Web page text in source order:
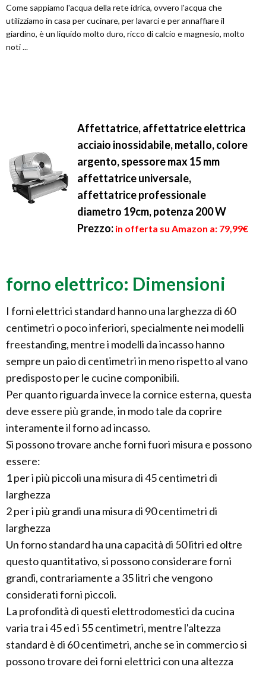
Come sappiamo l'acqua della rete idrica, ovvero l'acqua che
utilizziamo in casa per cucinare, per lavarci e per annaffiare il
giardino, è un liquido molto duro, ricco di calcio e magnesio, molto
noti ...
Affettatrice, affettatrice elettrica
acciaio inossidabile, metallo, colore
argento, spessore max 15 mm
affettatrice universale,
affettatrice professionale
diametro 19cm, potenza 200 W
Prezzo: in offerta su Amazon a: 79,99€
forno elettrico: Dimensioni
I forni elettrici standard hanno una larghezza di 60
centimetri o poco inferiori, specialmente nei modelli
freestanding, mentre i modelli da incasso hanno
sempre un paio di centimetri in meno rispetto al vano
predisposto per le cucine componibili.
Per quanto riguarda invece la cornice esterna, questa
deve essere più grande, in modo tale da coprire
interamente il forno ad incasso.
Si possono trovare anche forni fuori misura e possono
essere:
1 per i più piccoli una misura di 45 centimetri di
larghezza
2 per i più grandi una misura di 90 centimetri di
larghezza
Un forno standard ha una capacità di 50 litri ed oltre
questo quantitativo, si possono considerare forni
grandi, contrariamente a 35 litri che vengono
considerati forni piccoli.
La profondità di questi elettrodomestici da cucina
varia tra i 45 ed i 55 centimetri, mentre l'altezza
standard è di 60 centimetri, anche se in commercio si
possono trovare dei forni elettrici con una altezza